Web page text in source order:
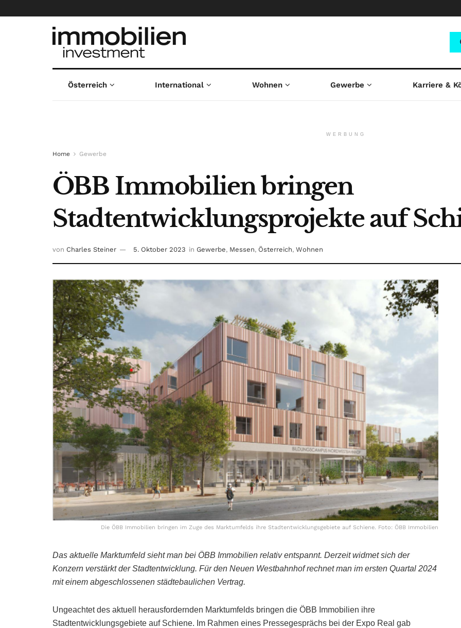
Österreich International Wohnen Gewerbe Karriere &
WERBUNG
Home Gewerbe
ÖBB Immobilien bringen
Stadtentwicklungsprojekte auf
von Charles Steiner 5. Oktober 2023 in Gewerbe, Messen, Österreich, Wohnen
Die ÖBB Immobilien bringen im Zuge des Marktumfelds ihre Stadtentwicklungsgebiete auf Schiene. Foto: ÖBB Immobilien
Das aktuelle Marktumfeld sieht man bei ÖBB Immobilien relativ entspannt. Derzeit widmet sich der
Konzern verstärkt der Stadtentwicklung. Für den Neuen Westbahnhof rechnet man im ersten Quartal 2024
mit einem abgeschlossenen städtebaulichen Vertrag.
Ungeachtet des aktuell herausfordernden Marktumfelds bringen die ÖBB Immobilien ihre
Stadtentwicklungsgebiete auf Schiene. Im Rahmen eines Pressegesprächs bei der Expo Real gab